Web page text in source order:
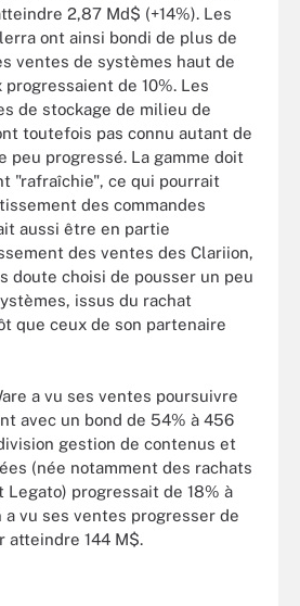
2,87 Md$ (+14%). Les
ont ainsi bondi de plus de
ventes de systèmes haut de
de 10%. Les
de stockage de milieu de
toutefois pas connu autant de
peu progressé. La gamme doit
"rafraîchie", ce qui pourrait
des commandes
aussi être en partie
des ventes des Clariion,
doute choisi de pousser un peu
issus du rachat
que ceux de son partenaire
a vu ses ventes poursuivre
avec un bond de 54% à 456
gestion de contenus et
(née notamment des rachats
Legato) progressait de 18% à
a vu ses ventes progresser de
atteindre 144 M$.